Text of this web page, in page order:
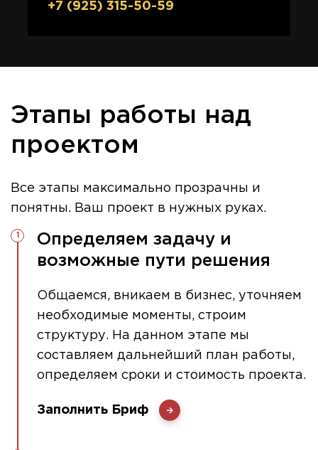
+7 (925) 315-50-59
Этапы работы над
проектом
Все этапы максимально прозрачны и
понятны. Ваш проект в нужных руках.
Определяем задачу и
возможные пути решения
Общаемся, вникаем в бизнес, уточняем
необходимые моменты, строим
структуру. На данном этапе мы
составляем дальнейший план работы,
определяем сроки и стоимость проекта.
Заполнить Бриф